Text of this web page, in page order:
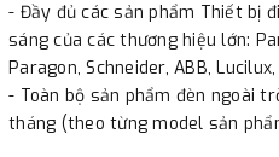
- Đầy đủ các sản phẩm Thiết bị
sáng của các thương hiệu lớn:
Paragon, Schneider, ABB, Lucilux,
- Toàn bộ sản phẩm đèn ngoài
tháng (theo từng model sản